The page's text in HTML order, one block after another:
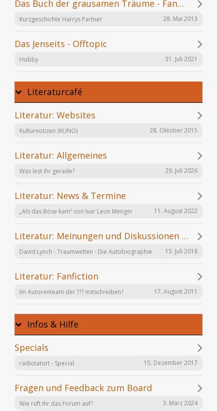
Das Buch der grausamen Träume - Fanfiction
Kurzgeschichte Harrys Partner 28. Mai 2013
Das Jenseits - Offtopic
Hobby 31. Juli 2021
Literaturcafé
Literatur: Websites
Kulturnotizen (KUNO) 28. Oktober 2015
Literatur: Allgemeines
Was lest ihr gerade? 29. Juli 2026
Literatur: News & Termine
„Als das Böse kam“ von Ivar Leon Menger 11. August 2022
Literatur: Meinungen und Diskussionen zu einzelnen Büchern
David Lynch - Traumwelten - Die Autobiographie 15. Juli 2018
Literatur: Fanfiction
Im Autorenteam der ??? mitschreiben? 17. August 2011
Infos & Hilfe
Specials
radiotatort - Special 15. Dezember 2017
Fragen und Feedback zum Board
Wie ruft ihr das Forum auf? 3. März 2024